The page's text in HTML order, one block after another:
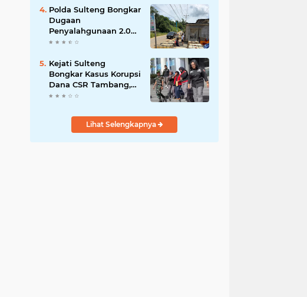
Polda Sulteng Bongkar
Dugaan
Penyalahgunaan 2.060
Liter BBM Subsidi di
Kejati Sulteng
Bongkar Kasus Korupsi
Dana CSR Tambang,
Sekdes Tamainusi Ikut
Lihat Selengkapnya